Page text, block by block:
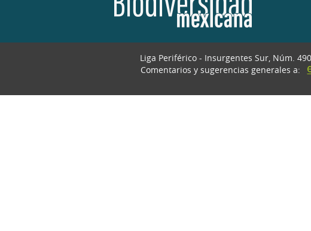
Liga Periférico - Insurgentes Sur, Núm.
Comentarios y sugerencias generales a: